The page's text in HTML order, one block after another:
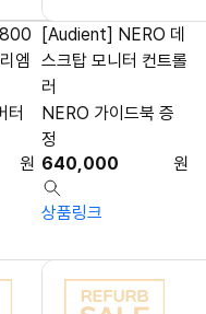
엠
터
원
[Audient] NERO 데
스크탑 모니터 컨트롤
러
NERO 가이드북 증
정
640,000
원
상품링크